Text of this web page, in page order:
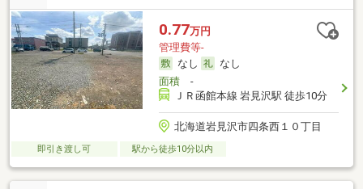
0.77万円
管理費等-
なし
なし
面積-
ＪＲ函館本線 岩見沢駅 徒歩10分
北海道岩見沢市四条西１０丁目
即引き渡し可 駅から徒歩10分以内